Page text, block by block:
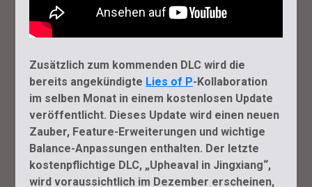
Zusätzlich zum kommenden DLC wird die
bereits angekündigte Lies of P-Kollaboration
im selben Monat in einem kostenlosen Update
veröffentlicht. Dieses Update wird einen neuen
Zauber, Feature-Erweiterungen und wichtige
Balance-Anpassungen enthalten. Der letzte
kostenpflichtige DLC, „Upheaval in Jingxiang“,
wird voraussichtlich im Dezember erscheinen,